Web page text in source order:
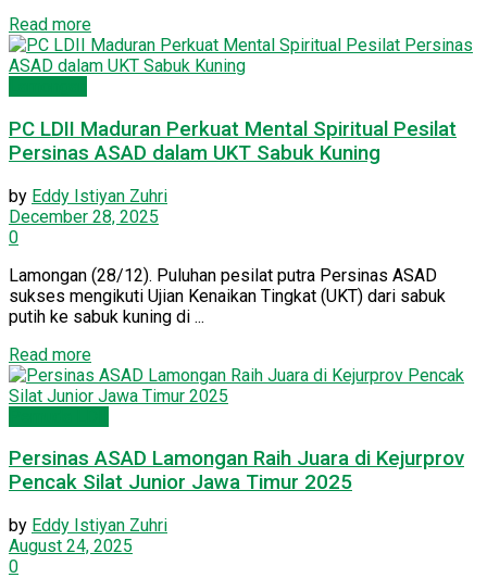
Read moreDetails
PC LDII Maduran Perkuat Mental Spiritual Pesilat
Persinas ASAD dalam UKT Sabuk Kuning
by Eddy Istiyan Zuhri
December 28, 2025
0
​Lamongan (28/12). Puluhan pesilat putra Persinas ASAD
sukses mengikuti Ujian Kenaikan Tingkat (UKT) dari sabuk
putih ke sabuk kuning di ...
Read moreDetails
Persinas ASAD Lamongan Raih Juara di Kejurprov
Pencak Silat Junior Jawa Timur 2025
by Eddy Istiyan Zuhri
August 24, 2025
0